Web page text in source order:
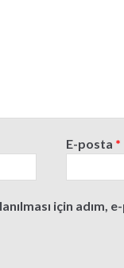
E-posta *
için adım,